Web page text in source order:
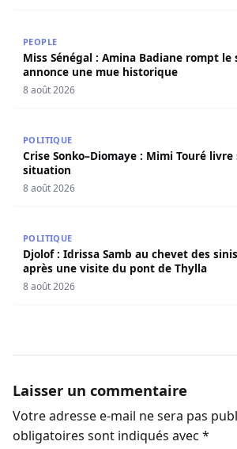
PEOPLE
Miss Sénégal : Amina Badiane rompt le
annonce une mue historique
8 août 2026
POLITIQUE
Crise Sonko–Diomaye : Mimi Touré
situation
8 août 2026
POLITIQUE
Djolof : Idrissa Samb au chevet des
après une visite du pont de Thylla
8 août 2026
Laisser un commentaire
Votre adresse e-mail ne sera pas
obligatoires sont indiqués avec *